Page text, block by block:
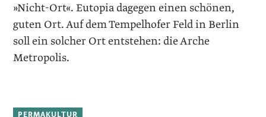
»Nicht-Ort«. Eutopia dagegen einen ­schönen,
guten Ort. Auf dem Tempelhofer Feld in Berlin
soll ein solcher Ort ent­stehen: die Arche
Metropolis.
PERMAKULTUR